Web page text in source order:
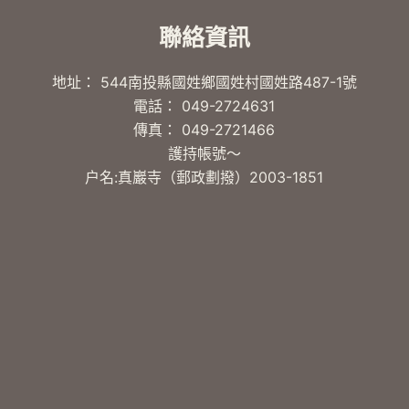
聯絡資訊
地址： 544南投縣國姓鄉國姓村國姓路487-1號
電話： 049-2724631
傳真： 049-2721466
護持帳號～
户名:真巖寺（郵政劃撥）2003-1851